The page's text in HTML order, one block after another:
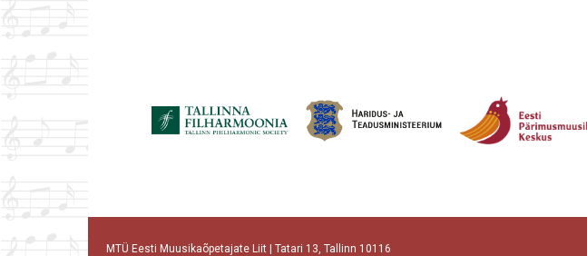
MTÜ Eesti Muusikaõpetajate Liit | Tatari 13, Tallinn 10116